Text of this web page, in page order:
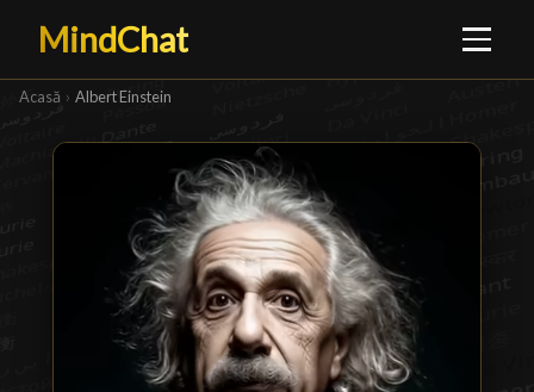
MindChat
Acasă › Albert Einstein